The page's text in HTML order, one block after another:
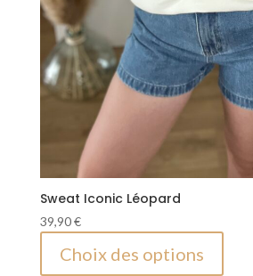
Sweat Iconic Léopard
39,90€
Choix des options